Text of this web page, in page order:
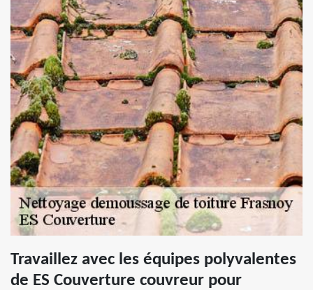
Travaillez avec les équipes polyvalentes
de ES Couverture couvreur pour